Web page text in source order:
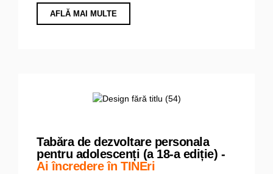
AFLĂ MAI MULTE
Tabăra de dezvoltare personala
pentru adolescenți (a 18-a ediție) -
Ai încredere în TINEri